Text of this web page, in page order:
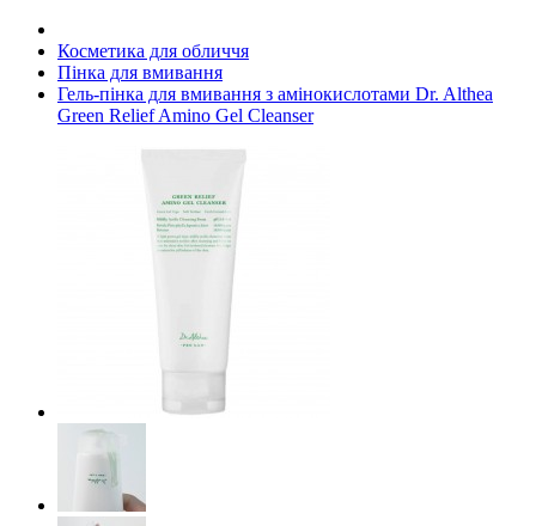
Косметика для обличчя
Пінка для вмивання
Гель-пінка для вмивання з амінокислотами Dr. Althea
Green Relief Amino Gel Cleanser